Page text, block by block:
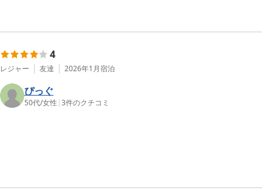
4
レジャー 友達 2026年1月宿泊
ぴっぐ
50代/女性 |3件のクチコミ